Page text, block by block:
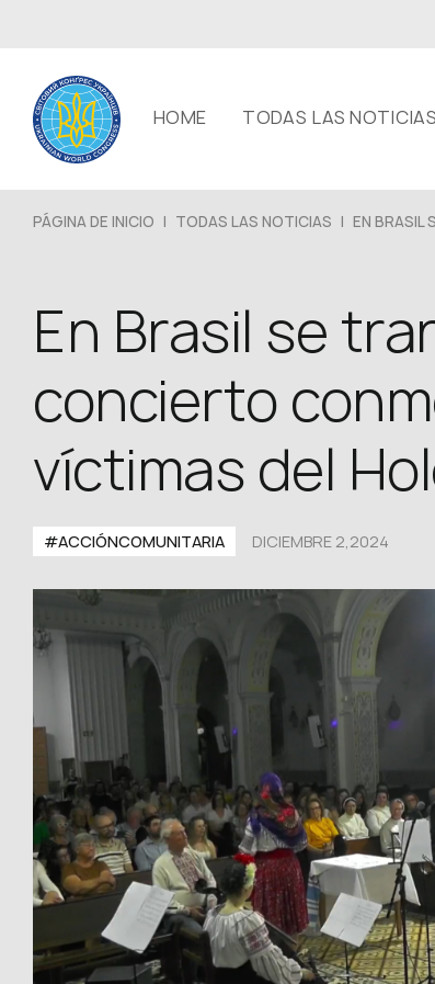
HOME TODAS LAS NOTICIAS
PÁGINA DE INICIO | TODAS LAS NOTICIAS | EN BRASIL
En Brasil se
concierto
víctimas del
#ACCIÓNCOMUNITARIA DICIEMBRE 2,2024